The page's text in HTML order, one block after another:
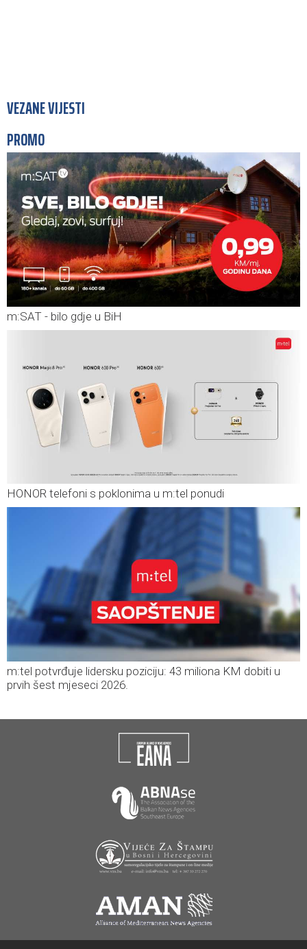
VEZANE VIJESTI
PROMO
m:SAT - bilo gdje u BiH
HONOR telefoni s poklonima u m:tel ponudi
m:tel potvrđuje lidersku poziciju: 43 miliona KM dobiti u
prvih šest mjeseci 2026.